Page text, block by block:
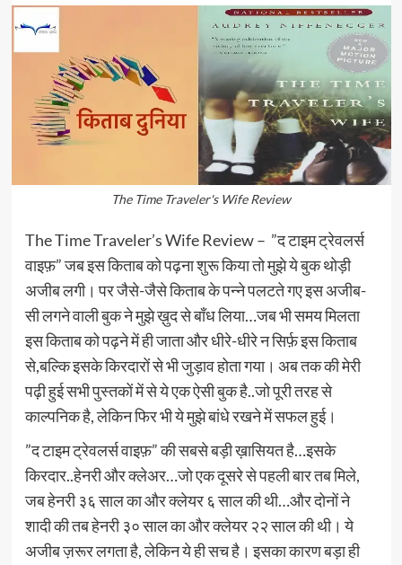
The Time Traveler's Wife Review
The Time Traveler’s Wife Review – ”द टाइम ट्रेवलर्स
वाइफ़” जब इस किताब को पढ़ना शुरू किया तो मुझे ये बुक थोड़ी
अजीब लगी। पर जैसे-जैसे किताब के पन्ने पलटते गए इस अजीब-
सी लगने वाली बुक ने मुझे ख़ुद से बाँध लिया…जब भी समय मिलता
इस किताब को पढ़ने में ही जाता और धीरे-धीरे न सिर्फ़ इस किताब
से,बल्कि इसके किरदारों से भी जुड़ाव होता गया। अब तक की मेरी
पढ़ी हुई सभी पुस्तकों में से ये एक ऐसी बुक है..जो पूरी तरह से
काल्पनिक है, लेकिन फिर भी ये मुझे बांधे रखने में सफल हुई।
”द टाइम ट्रेवलर्स वाइफ़” की सबसे बड़ी ख़ासियत है…इसके
किरदार..हेनरी और क्लेअर…जो एक दूसरे से पहली बार तब मिले,
जब हेनरी ३६ साल का और क्लेयर ६ साल की थी…और दोनों ने
शादी की तब हेनरी ३० साल का और क्लेयर २२ साल की थी। ये
अजीब ज़रूर लगता है, लेकिन ये ही सच है। इसका कारण बड़ा ही